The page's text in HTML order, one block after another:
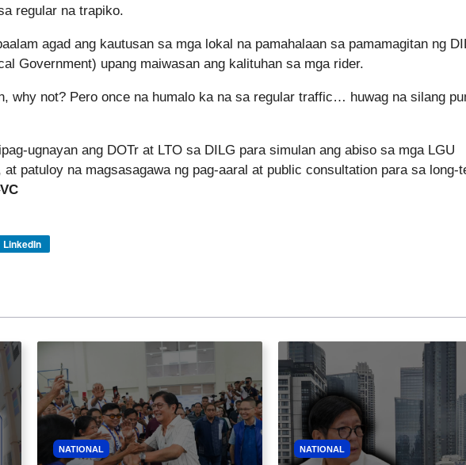
regular na trapiko.
agad ang kautusan sa mga lokal na pamahalaan sa pamamagitan ng
Government) upang maiwasan ang kalituhan sa mga rider.
why not? Pero once na humalo ka na sa regular traffic… huwag na silang
ugnayan ang DOTr at LTO sa DILG para simulan ang abiso sa mga LGU
patuloy na magsasagawa ng pag-aaral at public consultation para sa long-
VC
LinkedIn
NATIONAL NATIONAL